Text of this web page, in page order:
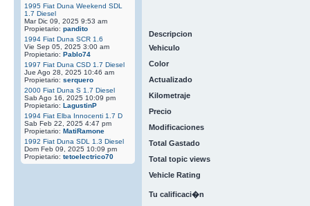
1995 Fiat Duna Weekend SDL
1.7 Diesel
Mar Dic 09, 2025 9:53 am
Propietario: pandito
1994 Fiat Duna SCR 1.6
Vie Sep 05, 2025 3:00 am
Propietario: Pablo74
1997 Fiat Duna CSD 1.7 Diesel
Jue Ago 28, 2025 10:46 am
Propietario: serquero
2000 Fiat Duna S 1.7 Diesel
Sab Ago 16, 2025 10:09 pm
Propietario: LagustinP
1994 Fiat Elba Innocenti 1.7 D
Sab Feb 22, 2025 4:47 pm
Propietario: MatiRamone
1992 Fiat Duna SDL 1.3 Diesel
Dom Feb 09, 2025 10:09 pm
Propietario: tetoelectrico70
Descripcion
Vehiculo
Color
Actualizado
Kilometraje
Precio
Modificaciones
Total Gastado
Total topic views
Vehicle Rating
Tu calificaci�n